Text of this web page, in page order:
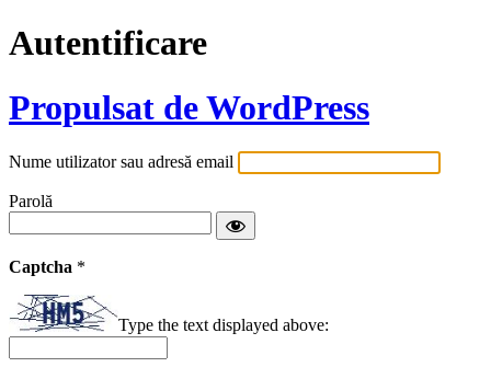
Autentificare
Propulsat de WordPress
Nume utilizator sau adresă email
Parolă
Captcha *
Type the text displayed above: